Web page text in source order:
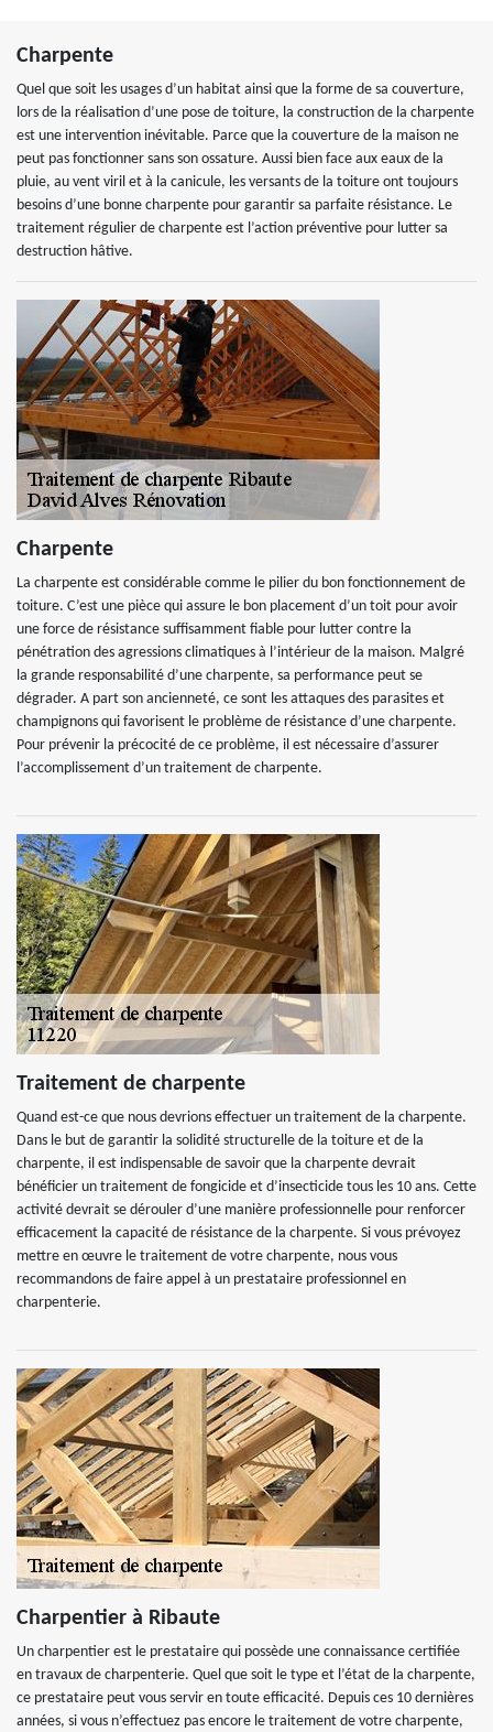
Charpente
Quel que soit les usages d’un habitat ainsi que la forme de sa couverture,
lors de la réalisation d’une pose de toiture, la construction de la charpente
est une intervention inévitable. Parce que la couverture de la maison ne
peut pas fonctionner sans son ossature. Aussi bien face aux eaux de la
pluie, au vent viril et à la canicule, les versants de la toiture ont toujours
besoins d’une bonne charpente pour garantir sa parfaite résistance. Le
traitement régulier de charpente est l’action préventive pour lutter sa
destruction hâtive.
Charpente
La charpente est considérable comme le pilier du bon fonctionnement de
toiture. C’est une pièce qui assure le bon placement d’un toit pour avoir
une force de résistance suffisamment fiable pour lutter contre la
pénétration des agressions climatiques à l’intérieur de la maison. Malgré
la grande responsabilité d’une charpente, sa performance peut se
dégrader. A part son ancienneté, ce sont les attaques des parasites et
champignons qui favorisent le problème de résistance d’une charpente.
Pour prévenir la précocité de ce problème, il est nécessaire d’assurer
l’accomplissement d’un traitement de charpente.
Traitement de charpente
Quand est-ce que nous devrions effectuer un traitement de la charpente.
Dans le but de garantir la solidité structurelle de la toiture et de la
charpente, il est indispensable de savoir que la charpente devrait
bénéficier un traitement de fongicide et d’insecticide tous les 10 ans. Cette
activité devrait se dérouler d’une manière professionnelle pour renforcer
efficacement la capacité de résistance de la charpente. Si vous prévoyez
mettre en œuvre le traitement de votre charpente, nous vous
recommandons de faire appel à un prestataire professionnel en
charpenterie.
Charpentier à Ribaute
Un charpentier est le prestataire qui possède une connaissance certifiée
en travaux de charpenterie. Quel que soit le type et l’état de la charpente,
ce prestataire peut vous servir en toute efficacité. Depuis ces 10 dernières
années, si vous n’effectuez pas encore le traitement de votre charpente,